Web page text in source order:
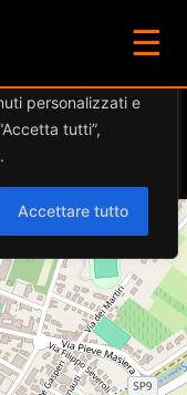
personalizzati e
tutti”,
Accettare tutto
☰
ARCI